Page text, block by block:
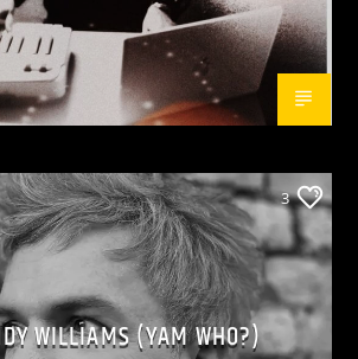
3
WILLIAMS (YAM WHO?)